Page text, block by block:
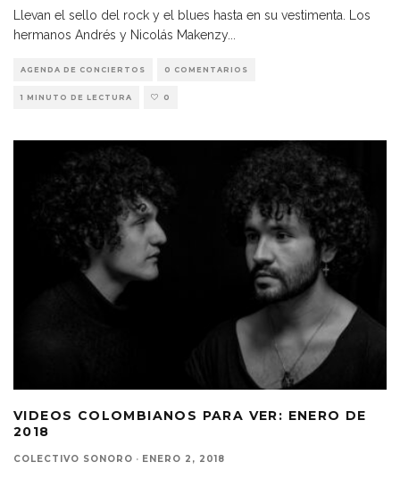
Llevan el sello del rock y el blues hasta en su vestimenta. Los
hermanos Andrés y Nicolás Makenzy...
AGENDA DE CONCIERTOS 0 COMENTARIOS
1 MINUTO DE LECTURA 0
VIDEOS COLOMBIANOS PARA VER: ENERO DE
2018
COLECTIVO SONORO · ENERO 2, 2018